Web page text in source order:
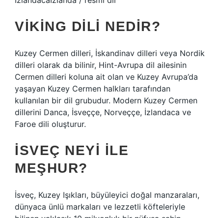
VIKING DILI NEDIR?
Kuzey Cermen dilleri, İskandinav dilleri veya Nordik
dilleri olarak da bilinir, Hint-Avrupa dil ailesinin
Cermen dilleri koluna ait olan ve Kuzey Avrupa’da
yaşayan Kuzey Cermen halkları tarafından
kullanılan bir dil grubudur. Modern Kuzey Cermen
dillerini Danca, İsveççe, Norveççe, İzlandaca ve
Faroe dili oluşturur.
İSVEÇ NEYI ILE
MEŞHUR?
İsveç, Kuzey Işıkları, büyüleyici doğal manzaraları,
dünyaca ünlü markaları ve lezzetli köfteleriyle